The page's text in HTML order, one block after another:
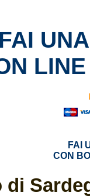
FAI
FAI
CON
di